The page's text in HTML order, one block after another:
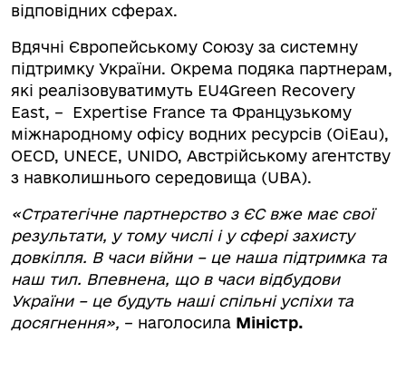
відповідних сферах.
Вдячні Європейському Союзу за системну
підтримку України. Окрема подяка партнерам,
які реалізовуватимуть EU4Green Recovery
East, – Expertise France та Французькому
міжнародному офісу водних ресурсів (OiEau),
OECD, UNECE, UNIDO, Австрійському агентству
з навколишнього середовища (UBA).
«Стратегічне партнерство з ЄС вже має свої
результати, у тому числі і у сфері захисту
довкілля. В часи війни – це наша підтримка та
наш тил. Впевнена, що в часи відбудови
України – це будуть наші спільні успіхи та
досягнення», – наголосила Міністр.